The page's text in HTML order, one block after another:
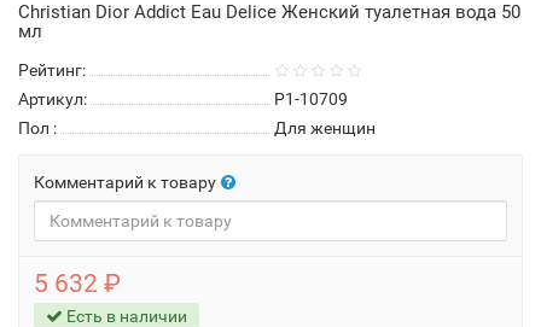
Christian Dior Addict Eau Delice Женский туалетная вода 50
мл
Рейтинг:
Артикул:
P1-10709
Пол : Для женщин
Комментарий к товару
5 632 ₽
Есть в наличии